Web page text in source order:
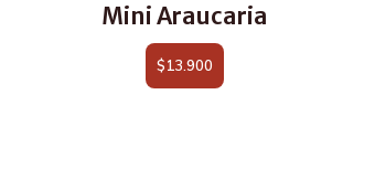
Mini Araucaria
$13.900